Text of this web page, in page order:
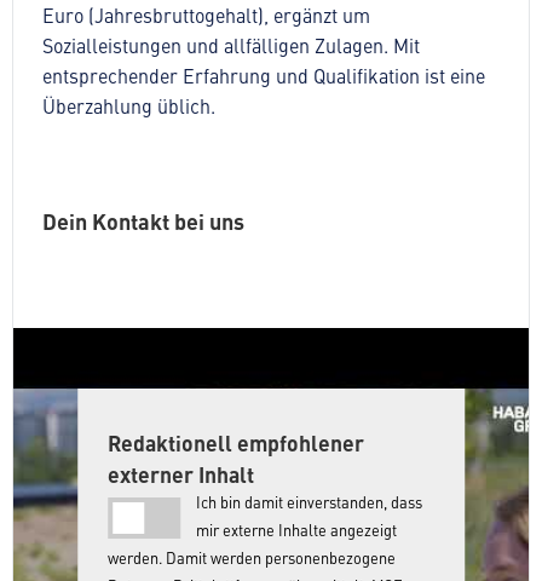
Euro (Jahresbruttogehalt), ergänzt um
Sozialleistungen und allfälligen Zulagen. Mit
entsprechender Erfahrung und Qualifikation ist eine
Überzahlung üblich.
Dein Kontakt bei uns
Redaktionell empfohlener
externer Inhalt
Ich bin damit einverstanden, dass
mir externe Inhalte angezeigt
werden. Damit werden personenbezogene